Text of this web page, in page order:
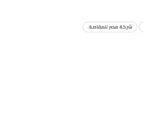
شركة مصر للمقاصة.